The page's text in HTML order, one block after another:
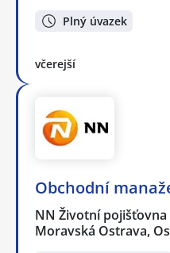
Plný úvazek
včerejší
Obchodní
NN Životní pojišťovna
Moravská Ostrava,